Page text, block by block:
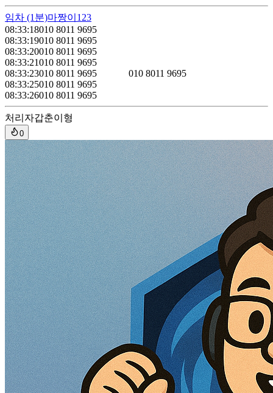
임차 (1분)마짱이123
08:33:18010 8011 9695
08:33:19010 8011 9695
08:33:20010 8011 9695
08:33:21010 8011 9695
08:33:23010 8011 9695 010 8011 9695
08:33:25010 8011 9695
08:33:26010 8011 9695
처리자갑춘이형
0